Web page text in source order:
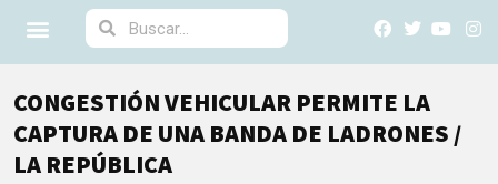
CONGESTIÓN VEHICULAR PERMITE LA
CAPTURA DE UNA BANDA DE LADRONES /
LA REPÚBLICA